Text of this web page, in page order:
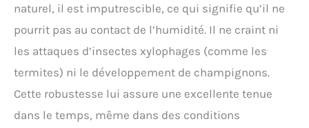
naturel, il est imputrescible, ce qui signifie qu’il ne
pourrit pas au contact de l’humidité. Il ne craint ni
les attaques d’insectes xylophages (comme les
termites) ni le développement de champignons.
Cette robustesse lui assure une excellente tenue
dans le temps, même dans des conditions